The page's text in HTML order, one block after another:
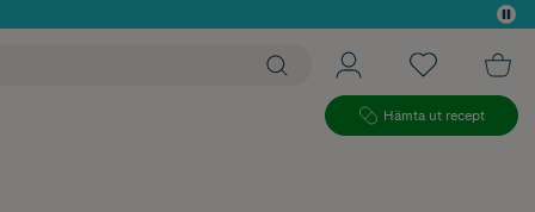
Hämta ut recept